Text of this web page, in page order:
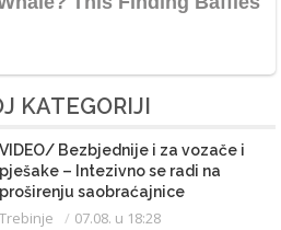
KATEGORIJI
VIDEO/ Bezbjednije i za vozače i
pješake – Intezivno se radi na
proširenju saobraćajnice
Trebinje 07.08. u 18:28